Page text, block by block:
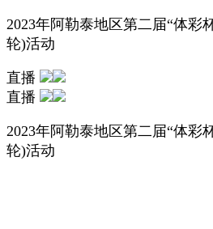
2023年阿勒泰地区第二届“体彩
轮)活动
直播
直播
2023年阿勒泰地区第二届“体彩
轮)活动